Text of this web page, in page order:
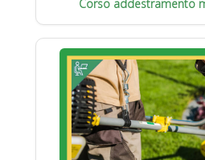
Corso addestramento